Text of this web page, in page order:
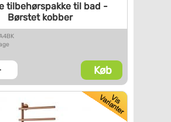
tilbehørspakke til bad -
Børstet kobber
Køb